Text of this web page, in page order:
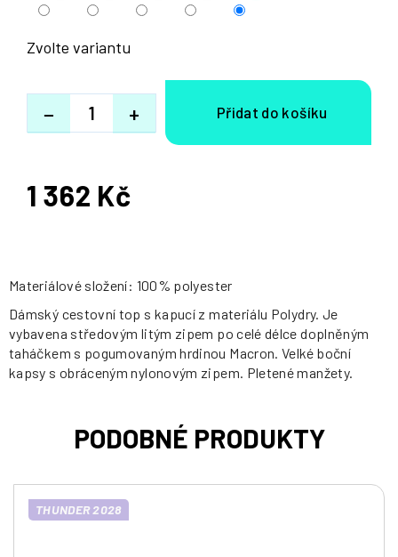
Zvolte variantu
+
−
1 362 Kč
Měrná
Materiálové složení: 100% polyester
Dámský cestovní top s kapucí z materiálu Polydry. Je
vybavena středovým litým zipem po celé délce doplněným
taháčkem s pogumovaným hrdinou Macron. Velké boční
kapsy s obráceným nylonovým zipem. Pletené manžety.
THUNDER 2028